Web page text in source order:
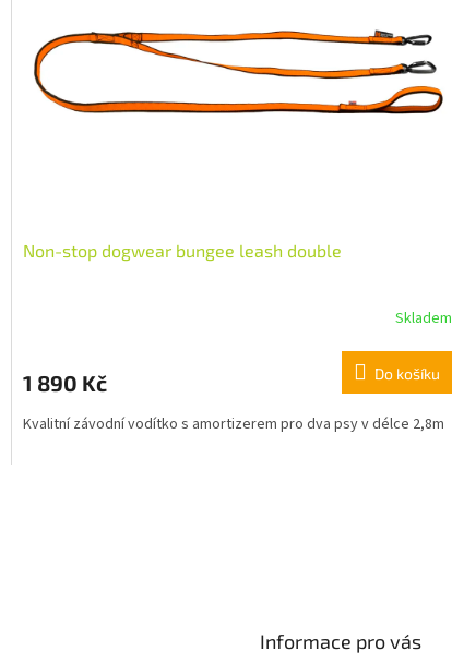
Non-stop dogwear bungee leash double
Skladem
1 890 Kč Do košíku
Kvalitní závodní vodítko s amortizerem pro dva psy v délce 2,8m
Informace pro vás